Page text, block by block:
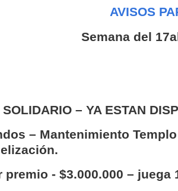
AVISOS
Semana del
SOLIDARIO – YA ESTAN
– Mantenimiento
premio - $3.000.000 – juega